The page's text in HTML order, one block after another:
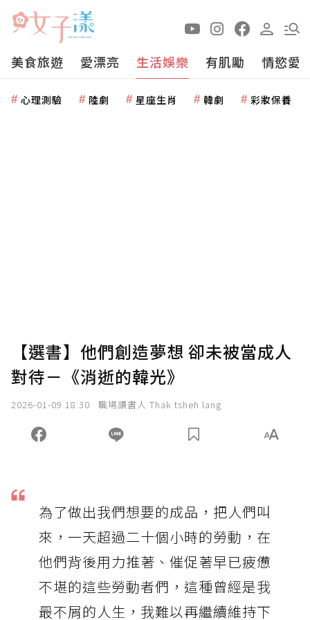
美食旅遊 愛漂亮 生活娛樂 有肌勵 情慾愛
心理測驗 陸劇 星座生肖 韓劇 彩妝保養
【選書】他們創造夢想 卻未被當成人
對待－《消逝的韓光》
2026-01-09 18:30 職場讀書人 Thak tsheh lang
為了做出我們想要的成品，把人們叫
來，一天超過二十個小時的勞動，在
他們背後用力推著、催促著早已疲憊
不堪的這些勞動者們，這種曾經是我
最不屑的人生，我難以再繼續維持下